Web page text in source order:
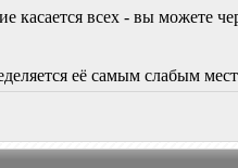
касается всех - вы
её самым слабым